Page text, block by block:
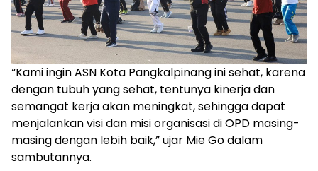
“Kami ingin ASN Kota Pangkalpinang ini sehat, karena
dengan tubuh yang sehat, tentunya kinerja dan
semangat kerja akan meningkat, sehingga dapat
menjalankan visi dan misi organisasi di OPD masing-
masing dengan lebih baik,” ujar Mie Go dalam
sambutannya.